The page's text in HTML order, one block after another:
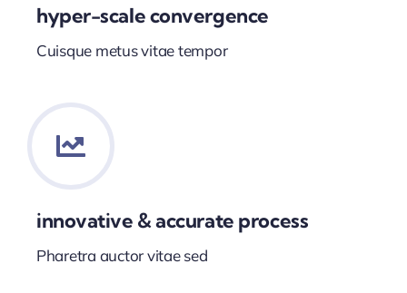
hyper-scale convergence
Cuisque metus vitae tempor
innovative & accurate process
Pharetra auctor vitae sed